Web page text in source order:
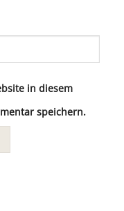
in diesem
speichern.